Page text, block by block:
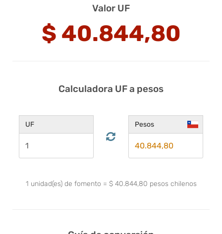
Valor UF
$ 40.844,80
Calculadora UF a pesos
UF Pesos
1 unidad(es) de fomento = $ 40.844,80 pesos chilenos